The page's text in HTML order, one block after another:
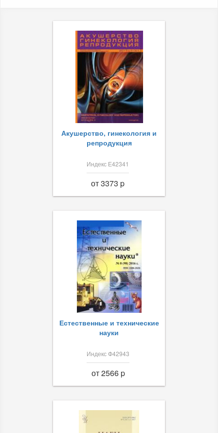
Акушерство, гинекология и
репродукция
Индекс Е42341
от 3373 p
Естественные и технические
науки
Индекс Ф42943
от 2566 p